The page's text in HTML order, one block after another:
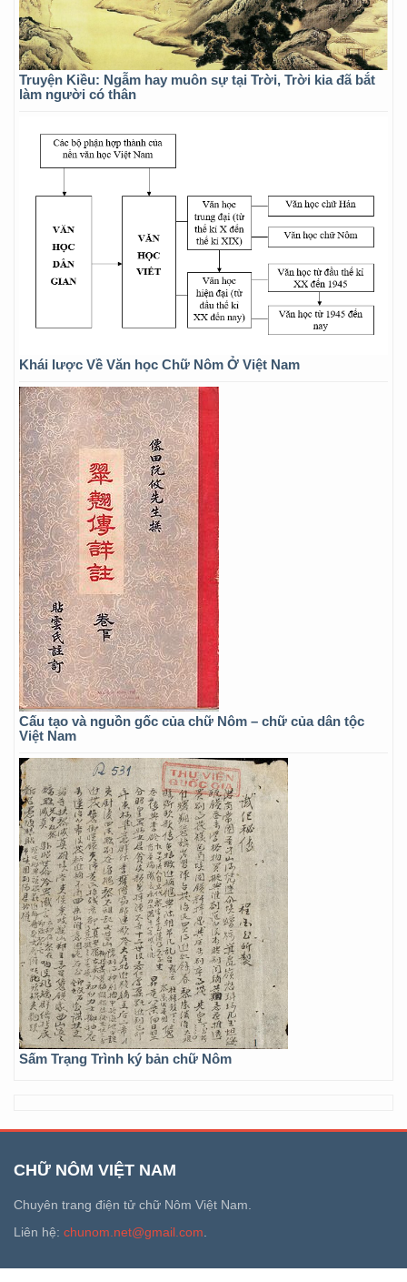
Truyện Kiều: Ngẫm hay muôn sự tại Trời, Trời kia đã bắt
làm người có thân
Khái lược Về Văn học Chữ Nôm Ở Việt Nam
Cấu tạo và nguồn gốc của chữ Nôm – chữ của dân tộc
Việt Nam
Sấm Trạng Trình ký bản chữ Nôm
CHỮ NÔM VIỆT NAM
Chuyên trang điện tử chữ Nôm Việt Nam.
Liên hệ: chunom.net@gmail.com